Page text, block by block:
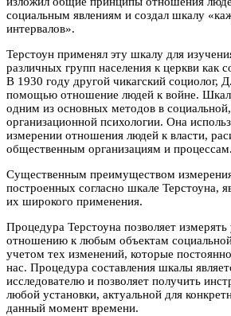
социальным явлениям и создал шкалу
интервалов».
Терстоун применял эту шкалу для
различных групп населения к церкви как
В 1930 году другой чикагский социолог,
помощью отношение людей к войне.
одним из основных методов в
организационной психологии. Она
измерении отношения людей к власти,
общественным организациям и процессам.
Существенным преимуществом
построенных согласно шкале Терстоуна,
их широкого применения.
Процедура Терстоуна позволяет измерять
отношению к любым объектам социальной
учетом тех изменений, которые
нас. Процедура составления шкалы
исследователю и позволяет получить
любой установки, актуальной для
данный момент времени.